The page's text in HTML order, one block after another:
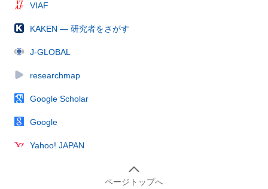
VIAF
KAKEN — 研究者をさがす
J-GLOBAL
researchmap
Google Scholar
Google
Yahoo! JAPAN
ページトップへ